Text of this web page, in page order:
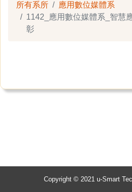
所有系所
應用數位媒體系
1142_應用數位媒體系_智慧
彰
Copyright © 2021 u-Smart